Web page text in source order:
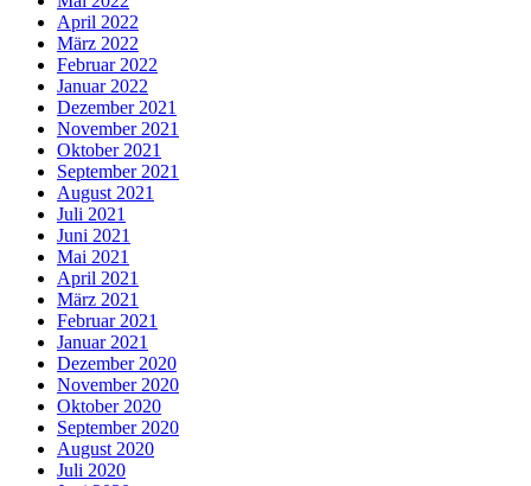
April 2022
März 2022
Februar 2022
Januar 2022
Dezember 2021
November 2021
Oktober 2021
September 2021
August 2021
Juli 2021
Juni 2021
Mai 2021
April 2021
März 2021
Februar 2021
Januar 2021
Dezember 2020
November 2020
Oktober 2020
September 2020
August 2020
Juli 2020